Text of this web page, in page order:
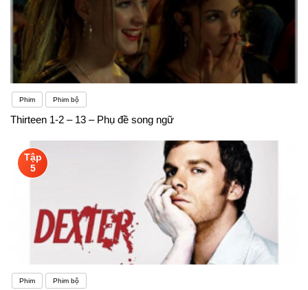
Phim Phim bộ
Thirteen 1-2 – 13 – Phụ đề song ngữ
Tập
5
Phim Phim bộ